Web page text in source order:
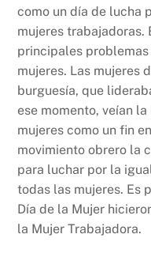
como un día de lucha
mujeres trabajadoras.
principales
mujeres. Las mujeres
burguesía, que
ese momento, veían
mujeres como un fin
movimiento obrero la
para luchar por la
todas las mujeres. Es
Día de la Mujer
la Mujer Trabajadora.